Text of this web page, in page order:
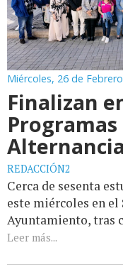
Miércoles, 26 de
Finalizan
REDACCIÓN2
Cerca de sesenta
este miércoles en el
Ayuntamiento, tras
Leer más...